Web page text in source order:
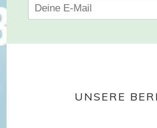
UNSERE